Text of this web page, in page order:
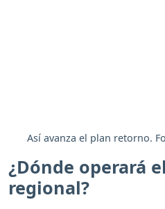
Así avanza el plan retorno.
¿Dónde operará
regional?